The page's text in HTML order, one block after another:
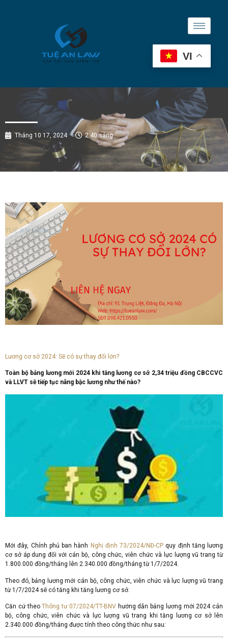
VI
Tháng 10 17, 2024 2:40 sáng
Lương cơ sở 2024: Sẽ có sự thay đổi lớn?
Toàn bộ bảng lương mới 2024 khi tăng lương cơ sở 2,34 triệu đồng CBCCVC
và LLVT sẽ tiếp tục nâng bậc lương như thế nào?
Mới đây, Chính phủ ban hành Nghị định 73/2024/NĐ-CPquy định tăng lương
cơ sở áp dung đối với cán bộ, công chức, viên chức và lực lượng vũ trang từ
1.800.000 đồng/tháng lên 2.340.000 đồng/tháng từ 1/7/2024.
Theo đó, bảng lương mới cán bộ, công chức, viên chức và lực lượng vũ trang
từ 1/7/2024 sẽ có tăng khi tăng lương cơ sở.
Căn cứ theoThông tư 07/2024/TT-BNVhướng dẫn bảng lương mới 2024 cán
bộ, công chức, viên chức và lực lượng vũ trang khi tăng lương cơ sở lên
2.340.000 đồng/tháng được tính theo công thức như sau: